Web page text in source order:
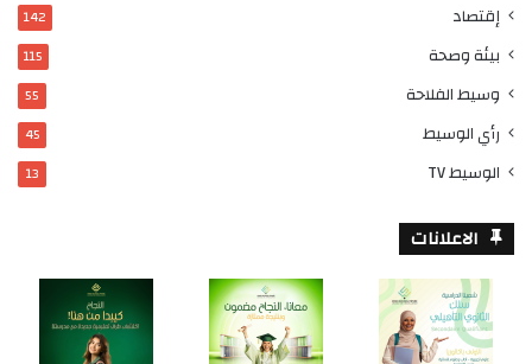
إقتصاد 142
بيئة وصحة 115
وسيط الفلاحة 55
رأي الوسيط 45
الوسيط TV 13
الاعلانات